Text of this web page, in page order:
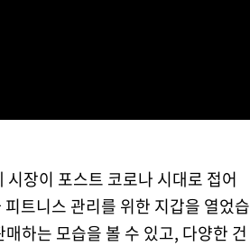
장이 포스트 코로나 시대로 접어
트니스 관리를 위한 지갑을 열었습
하는 모습을 볼 수 있고, 다양한 건